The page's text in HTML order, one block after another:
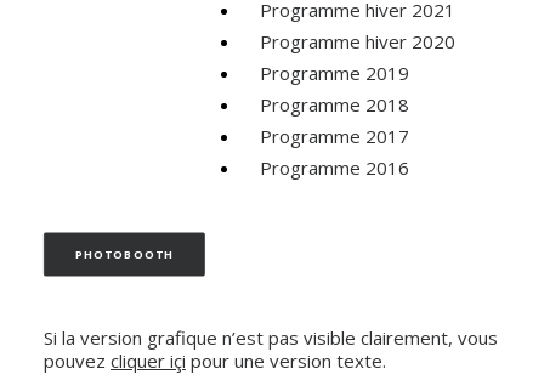
NEDERLANDS
Programme hiver 2021
Programme hiver 2020
Programme 2019
Programme 2018
Programme 2017
Programme 2016
PHOTOBOOTH
Si la version grafique n’est pas visible clairement, vous
pouvez cliquer içi pour une version texte.